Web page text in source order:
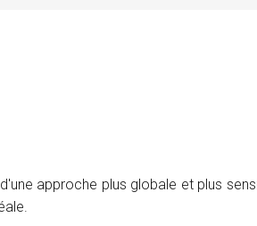
approche plus globale et plus